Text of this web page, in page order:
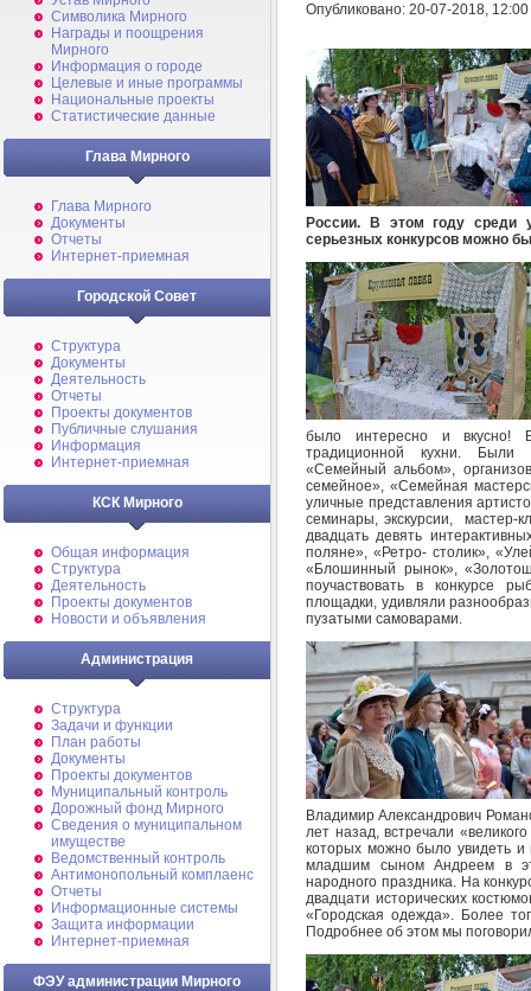
Символика Мирного
Награды и поощрения
Мирного
Информация о городе
Целевые и иные программы
Национальные проекты
Статистические данные
Глава Мирного
Глава Мирного
Документы
Отчеты
Интернет-приемная
Городской Совет
Структура
Документы
Деятельность
Отчеты
Проекты документов
Публичные слушания
Информация
Интернет-приемная
КСК Мирного
Общая информация
Структура
Деятельность
Проекты документов
Новости и объявления
Администрация
Структура
Задачи и функции
План работы
Документы
Проекты документов
Муниципальный контроль
Дорожный фонд Мирного
Cведения о муниципальном
имуществе
Ведомственный контроль
Антимонопольный комплаенс
Отчеты
Информационные системы
Защита информации
Интернет-приемная
ФЭУ администрации Мирного
Опубликовано: 20-07-2018, 12:00
России. В этом году среди
серьезных конкурсов можно
было интересно и вкусно!
традиционной кухни. Были
«Семейный альбом»,
семейное», «Семейная
уличные представления
семинары, экскурсии, мастер-
двадцать девять
поляне», «Ретро- столик»,
«Блошинный рынок»,
поучаствовать в конкурсе
площадки, удивляли
пузатыми самоварами.
Владимир Александрович
лет назад, встречали
которых можно было увидеть и
младшим сыном Андреем в
народного праздника. На
двадцати исторических
«Городская одежда». Более
Подробнее об этом мы